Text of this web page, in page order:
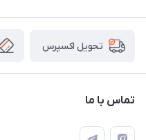
تحویل اکسپرس
تماس با ما
09003626362